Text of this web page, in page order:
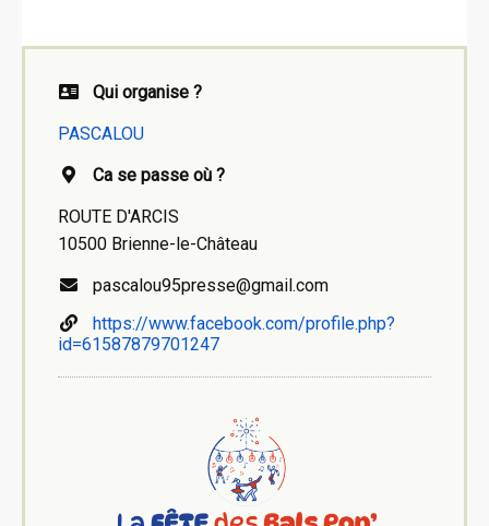
Qui organise ?
PASCALOU
Ca se passe où ?
ROUTE D'ARCIS
10500 Brienne-le-Château
pascalou95presse@gmail.com
https://www.facebook.com/profile.php?
id=61587879701247